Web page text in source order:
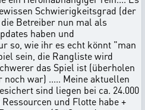
Schwierigkeitsgrad (der
Betreiber nun mal als
haben und
so, wie ihr es echt könnt "man
sein, die Rangliste wird
das Spiel ist (überholen
war) ..... Meine aktuellen
sind liegen bei ca. 24.000
und Flotte habe +